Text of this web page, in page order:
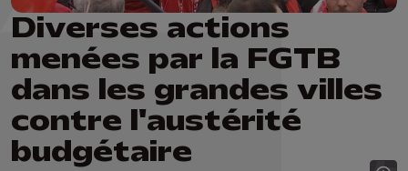
Diverses actions
menées par la FGTB
dans les grandes villes
contre l'austérité
budgétaire